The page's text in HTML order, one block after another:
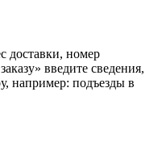
доставки, номер
введите сведения,
например: подъезды в